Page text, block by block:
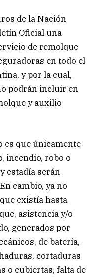
de la Nación
Oficial una
de remolque
en todo el
y por la cual,
podrán incluir en
y auxilio
es que únicamente
incendio, robo o
estadía serán
cambio, ya no
existía hasta
asistencia y/o
generados por
de batería,
cortaduras
o cubiertas, falta de